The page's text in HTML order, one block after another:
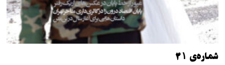
شماره‌ی ۴۱